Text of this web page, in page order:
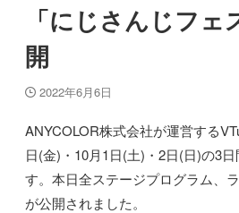
「にじさんじフ
開
2022年6月6日
ANYCOLOR株式会社が運営する
日(金)・10月1日(土)・2日(日)の3
す。本日全ステージプログラム、
が公開されました。